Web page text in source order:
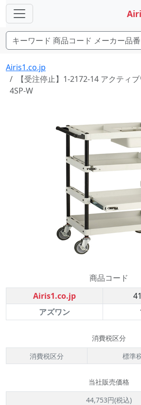
Airis1.co.jp
【受注停止】1-2172-14 アクティ
4SP-W
商品コード
Airis1.co.jp
アズワン
消費税区分
消費税区分
標準
当社販売価格
44,753円(税込)